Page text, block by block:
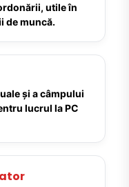
utile în
de muncă.
și a câmpului
lucrul la PC